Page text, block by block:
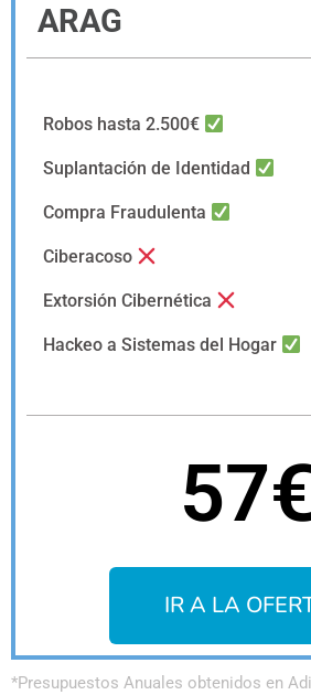
ARAG
Robos hasta 2.500€
Suplantación de Identidad
Compra Fraudulenta
Ciberacoso
Extorsión Cibernética
Hackeo a Sistemas del Hogar
57€
IR A LA
*Presupuestos Anuales obtenidos en